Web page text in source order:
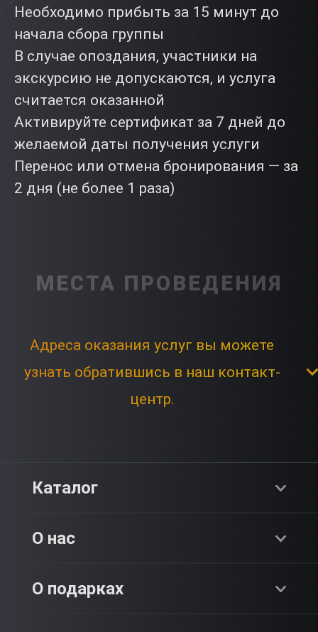
Необходимо прибыть за 15 минут до
начала сбора группы
В случае опоздания, участники на
экскурсию не допускаются, и услуга
считается оказанной
Активируйте сертификат за 7 дней до
желаемой даты получения услуги
Перенос или отмена бронирования — за
2 дня (не более 1 раза)
МЕСТА ПРОВЕДЕНИЯ
Адреса оказания услуг вы можете
узнать обратившись в наш контакт-
центр.
Каталог
О нас
О компании
О подарках